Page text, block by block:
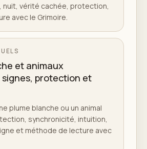
nuit, vérité cachée, protection,
avec le Grimoire.
et animaux
signes, protection et
plume blanche ou un animal
synchronicité, intuition,
et méthode de lecture avec